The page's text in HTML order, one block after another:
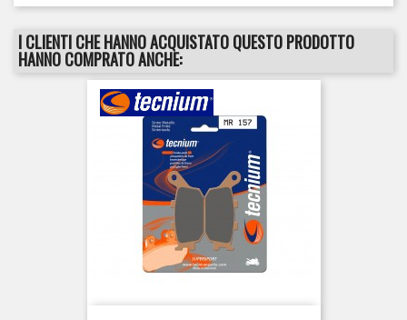
I CLIENTI CHE HANNO ACQUISTATO QUESTO PRODOTTO
HANNO COMPRATO ANCHE: